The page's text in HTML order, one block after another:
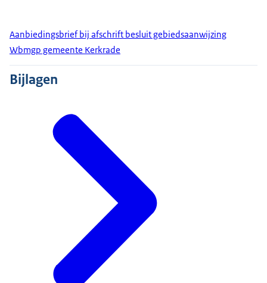
Aanbiedingsbrief bij afschrift besluit gebiedsaanwijzing
Wbmgp gemeente Kerkrade
Bijlagen